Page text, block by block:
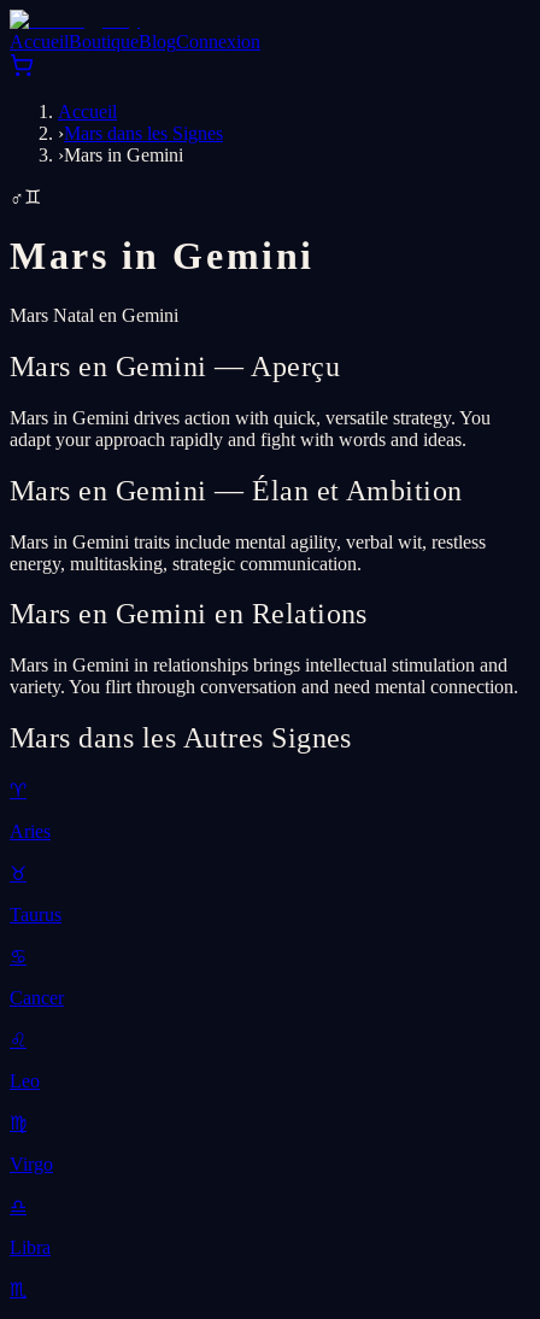
AccueilBoutiqueBlogConnexion
Accueil
›Mars dans les Signes
›Mars in Gemini
♂♊
Mars in Gemini
Mars Natal en Gemini
Mars en Gemini — Aperçu
Mars in Gemini drives action with quick, versatile strategy. You
adapt your approach rapidly and fight with words and ideas.
Mars en Gemini — Élan et Ambition
Mars in Gemini traits include mental agility, verbal wit, restless
energy, multitasking, strategic communication.
Mars en Gemini en Relations
Mars in Gemini in relationships brings intellectual stimulation and
variety. You flirt through conversation and need mental connection.
Mars dans les Autres Signes
♈
Aries
♉
Taurus
♋
Cancer
♌
Leo
♍
Virgo
♎
Libra
♏